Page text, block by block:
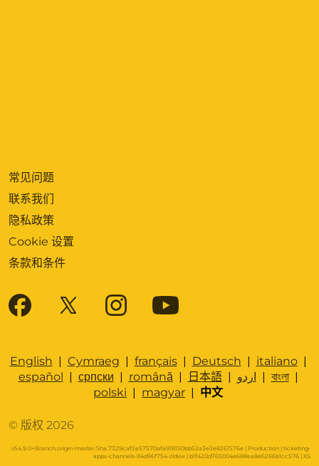
常见问题
联系我们
隐私政策
Cookie 设置
条款和条件
English | Cymraeg | français| Deutsch | italiano|
español | српски | română| 日本語| اردو | বাংলা|
polski | magyar | 中文
© 版权 2026
v54.9.0+Branch.origin-master.Sha.7329caf2e57570afa918150bb52a3e3e8261576e | Production | ticketing-
apps-channels-94d96f754-zldvw | b1f420d765004e688ea8e6266b1cc576 | XS